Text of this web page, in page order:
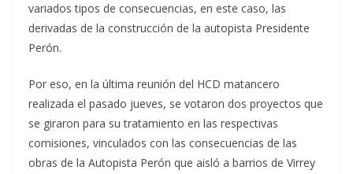
variados tipos de consecuencias, en este caso, las
derivadas de la construcción de la autopista Presidente
Perón.
Por eso, en la última reunión del HCD matancero
realizada el pasado jueves, se votaron dos proyectos que
se giraron para su tratamiento en las respectivas
comisiones, vinculados con las consecuencias de las
obras de la Autopista Perón que aisló a barrios de Virrey